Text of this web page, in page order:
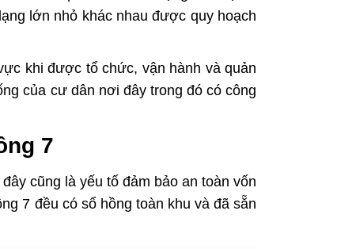
lớn nhỏ khác nhau được quy hoạch
khi được tổ chức, vận hành và quản
của cư dân nơi đây trong đó có công
7
cũng là yếu tố đảm bảo an toàn vốn
7 đều có sổ hồng toàn khu và đã sẵn